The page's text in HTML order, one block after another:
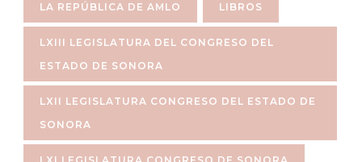
LA REPÚBLICA DE AMLO LIBROS
LXIII LEGISLATURA DEL CONGRESO DEL
ESTADO DE SONORA
LXII LEGISLATURA CONGRESO DEL ESTADO DE
SONORA